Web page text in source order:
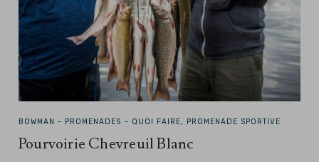
BOWMAN - PROMENADES - QUOI FAIRE, PROMENADE SPORTIVE
Pourvoirie Chevreuil Blanc